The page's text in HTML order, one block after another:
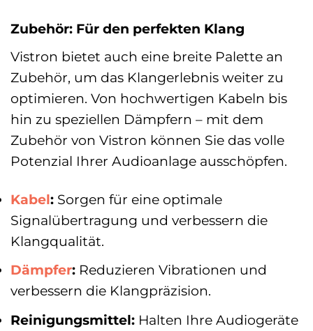
Zubehör: Für den perfekten Klang
Vistron bietet auch eine breite Palette an
Zubehör, um das Klangerlebnis weiter zu
optimieren. Von hochwertigen Kabeln bis
hin zu speziellen Dämpfern – mit dem
Zubehör von Vistron können Sie das volle
Potenzial Ihrer Audioanlage ausschöpfen.
Kabel: Sorgen für eine optimale
Signalübertragung und verbessern die
Klangqualität.
Dämpfer: Reduzieren Vibrationen und
verbessern die Klangpräzision.
Reinigungsmittel: Halten Ihre Audiogeräte